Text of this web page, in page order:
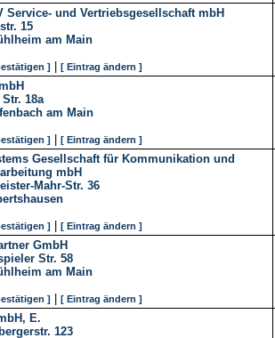
Service- und Vertriebsgesellschaft mbH
15
am Main
] [ Eintrag ändern ]
18a
am Main
] [ Eintrag ändern ]
Gesellschaft für Kommunikation und
mbH
Mahr-Str. 36
] [ Eintrag ändern ]
GmbH
Str. 58
am Main
] [ Eintrag ändern ]
E.
123